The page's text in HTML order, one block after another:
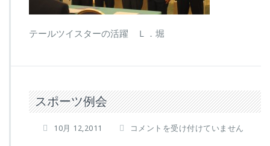
テールツイスターの活躍 Ｌ．堀
スポーツ例会
10月 12,2011
ス
コメントを受け付けていません